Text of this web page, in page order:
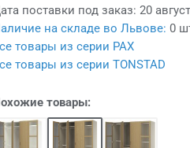
поставки под заказ: 20
на складе во Львове: 0
товары из серии PAX
товары из серии TONSTAD
товары: